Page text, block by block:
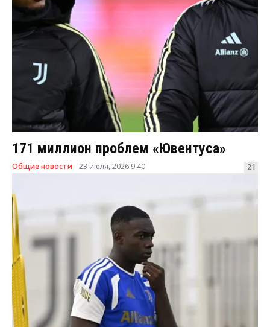
171 миллион проблем «Ювентуса»
Общие новости 23 июля, 2026 9:40 21